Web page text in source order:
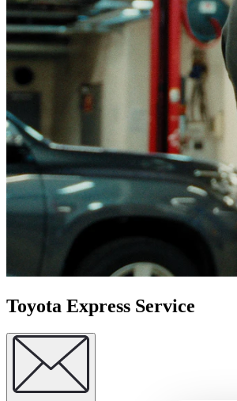
Toyota Express Service